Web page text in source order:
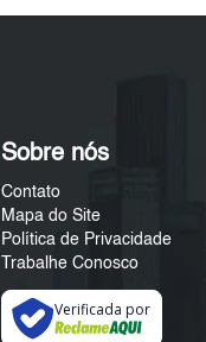
Sobre nós
Contato
Mapa do Site
Política de Privacidade
Trabalhe Conosco
Verificada por